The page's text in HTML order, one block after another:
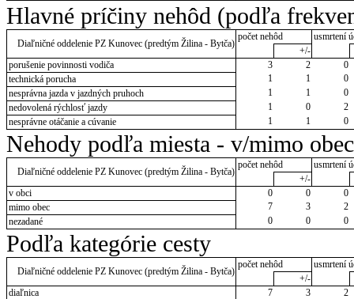
Hlavné príčiny nehôd (podľa
Diaľničné oddelenie PZ Kunovec (predtým Žilina - Bytča)
počet nehôd
usmrtení
+/-
porušenie povinnosti vodiča
3 2
0
technická porucha
1 1
0
nesprávna jazda v jazdných pruhoch
1 1
0
nedovolená rýchlosť jazdy
1 0
2
nesprávne otáčanie a cúvanie
1 1 0
Nehody podľa miesta - v/mimo obec
Diaľničné oddelenie PZ Kunovec (predtým Žilina - Bytča)
počet nehôd
usmrtení
+/-
v obci
0 0
0
mimo obec
7 3
2
nezadané
0 0 0
Podľa kategórie cesty
Diaľničné oddelenie PZ Kunovec (predtým Žilina - Bytča)
počet nehôd
usmrtení
+/-
diaľnica
7 3
2